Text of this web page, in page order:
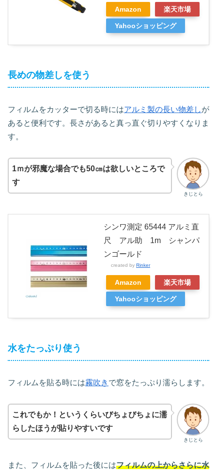
Amazon 楽天市場
Yahooショッピング
長めの物差しを使う
フィルムをカッターで切る時にはアルミ製の長い物差しが
あると便利です。長さがあると真っ直ぐ切りやすくなりま
す。
きじとら
1ｍが邪魔な場合でも50㎝は欲しいところで
す
シンワ測定 65444 アルミ直
尺 アル助 1m シャンパ
ンゴールド
created by Rinker
Amazon 楽天市場
Yahooショッピング
水をたっぷり使う
フィルムを貼る時には霧吹き で窓をたっぷり濡らします。
きじとら
これでもか！というくらいびちょびちょに濡
らしたほうが貼りやすいです
また、フィルムを貼った後にはフィルムの上からさらに水